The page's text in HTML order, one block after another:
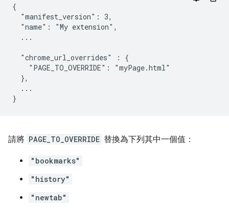
{
  "manifest_version": 3,
  "name": "My extension",
  ...
  "chrome_url_overrides" : {
    "PAGE_TO_OVERRIDE": "myPage.html"
  },
  ...
請將 PAGE_TO_OVERRIDE 替換為下列其中一個值：
"bookmarks"
"history"
"newtab"